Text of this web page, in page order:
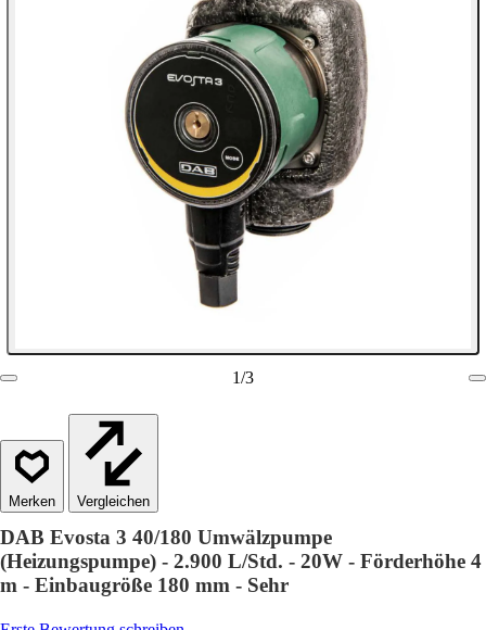
1/3
Vergleichen
DAB Evosta 3 40/180 Umwälzpumpe
(Heizungspumpe) - 2.900 L/Std. - 20W - Förderhöhe 4
m - Einbaugröße 180 mm - Sehr